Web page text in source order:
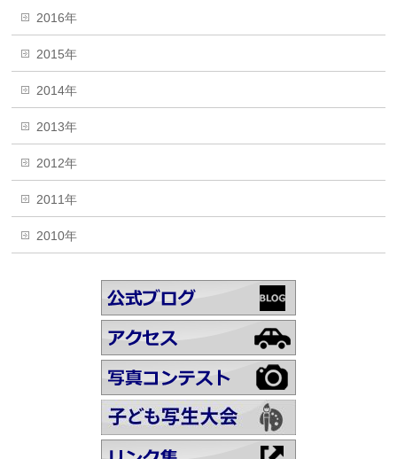
2016年
2015年
2014年
2013年
2012年
2011年
2010年